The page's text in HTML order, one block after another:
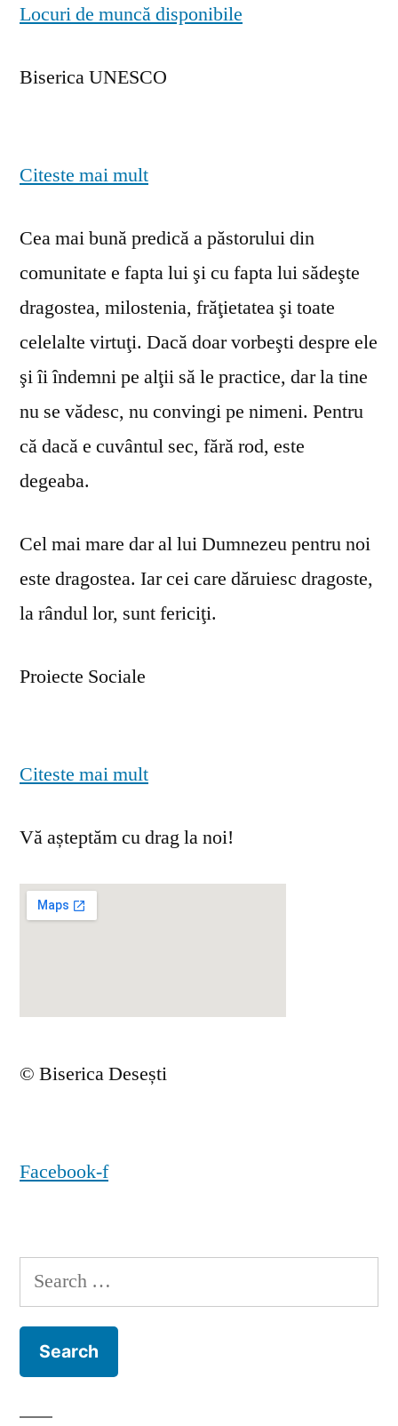
Locuri de muncă disponibile
Biserica UNESCO
Citeste mai mult
Cea mai bună predică a păstorului din
comunitate e fapta lui şi cu fapta lui sădeşte
dragostea, milostenia, frăţietatea şi toate
celelalte virtuţi. Dacă doar vorbeşti despre ele
şi îi îndemni pe alţii să le practice, dar la tine
nu se vă­desc, nu convingi pe nimeni. Pentru
că dacă e cuvântul sec, fără rod, este
degeaba.
Cel mai mare dar al lui Dumnezeu pentru noi
este dragostea. Iar cei care dăruiesc dragoste,
la rândul lor, sunt fericiţi.
Proiecte Sociale
Citeste mai mult
Vă așteptăm cu drag la noi!
© Biserica Desești
Facebook-f
Search
for: